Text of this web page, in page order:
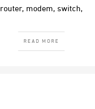
router, modem, switch,
READ MORE